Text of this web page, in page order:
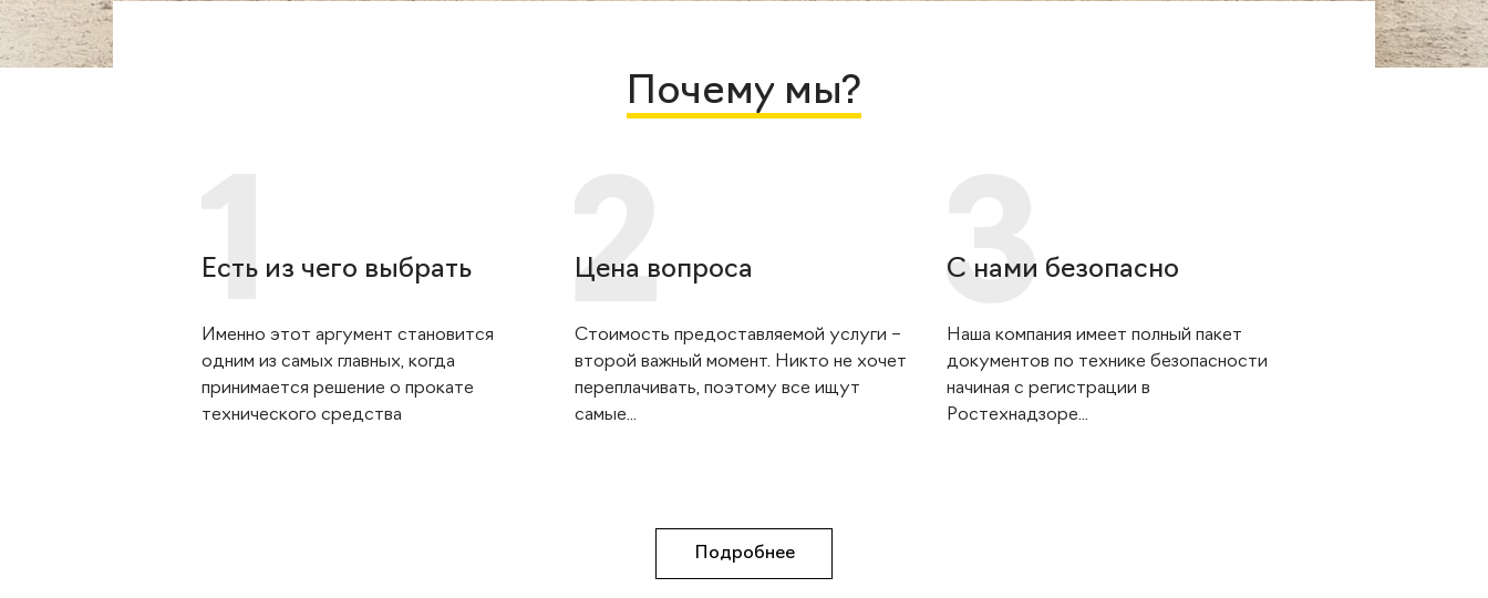
Почему мы?
Есть из чего выбрать
Именно этот аргумент становится
одним из самых главных, когда
принимается решение о прокате
технического средства
Цена вопроса
Стоимость предоставляемой услуги –
второй важный момент. Никто не хочет
переплачивать, поэтому все ищут
самые...
С нами безопасно
Наша компания имеет полный пакет
документов по технике безопасности
начиная с регистрации в
Ростехнадзоре...
Подробнее